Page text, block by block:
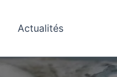
Actualités